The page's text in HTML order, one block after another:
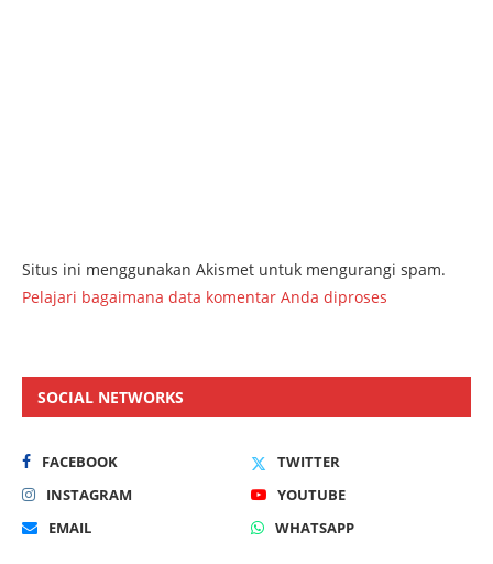
Situs ini menggunakan Akismet untuk mengurangi spam.
Pelajari bagaimana data komentar Anda diproses
SOCIAL NETWORKS
FACEBOOK
TWITTER
INSTAGRAM
YOUTUBE
EMAIL
WHATSAPP